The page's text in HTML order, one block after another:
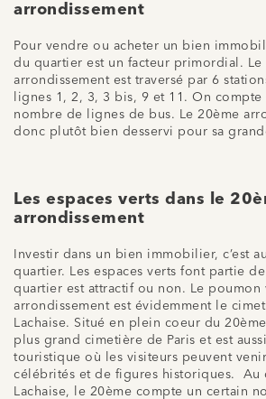
arrondissement
Pour vendre ou acheter un bien
du quartier est un facteur primordial. Le
arrondissement est traversé par 6
lignes 1, 2, 3, 3 bis, 9 et 11. On compte
nombre de lignes de bus. Le 20ème
donc plutôt bien desservi pour sa
Les espaces verts dans le
arrondissement
Investir dans un bien immobilier, c’est
quartier. Les espaces verts font partie
quartier est attractif ou non. Le poumon
arrondissement est évidemment le
Lachaise. Situé en plein coeur du
plus grand cimetière de Paris et est
touristique où les visiteurs peuvent
célébrités et de figures historiques. Au
Lachaise, le 20ème compte un certain